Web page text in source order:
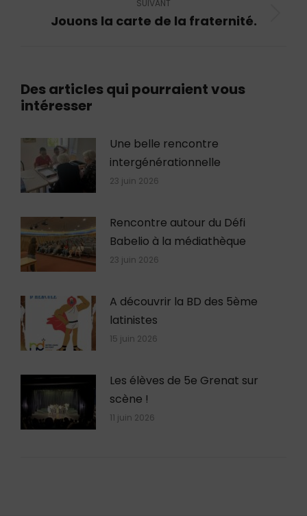
SUIVANT
Article
Jouons la carte de la fraternité.
Des articles qui pourraient vous
intéresser
Une belle rencontre
intergénérationnelle
23 juin 2026
Rencontre autour du Défi
Babelio à la médiathèque
23 juin 2026
A découvrir la BD des 5ème
latinistes
15 juin 2026
Les élèves de 5e Grenat sur
scène !
11 juin 2026